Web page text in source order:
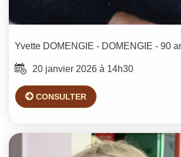
Yvette DOMENGIE - DOMENGIE - 90
20 janvier 2026 à 14h30
CONSULTER